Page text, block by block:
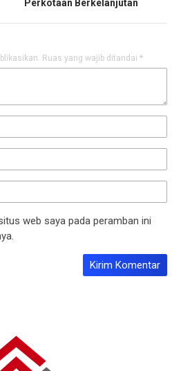
Perkotaan Berkelanjutan
Ruas yang wajib ditandai *
web saya pada peramban ini